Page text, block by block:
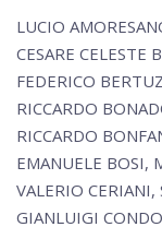
LUCIO
CESARE CELESTE
FEDERICO
RICCARDO
RICCARDO
EMANUELE BOSI,
VALERIO
GIANLUIGI